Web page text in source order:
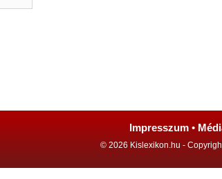
Impresszum •
© 2026 Kislexikon.hu -